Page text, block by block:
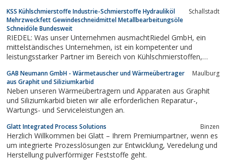
Unternehmen
KSS Kühlschmierstoffe Industrie-Schmierstoffe Hydrauliköl
Mehrzweckfett Gewindeschneidmittel Metallbearbeitungsöle
Schneidöle Bundesweit
Schallstadt
RIEDEL: Was unser Unternehmen ausmachtRiedel GmbH, ein
mittelständisches Unternehmen, ist ein kompetenter und
leistungsstarker Partner im Bereich von Kühlschmierstoffen,
Technik. Durch mehr als 50 Jahre Firmengeschichte verfügen wir
über ausgezeichnetes und...
GAB Neumann GmbH - Wärmetauscher und Wärmeübertrager
aus Graphit und Siliziumkarbid
Maulburg
Neben unseren Wärmeübertragern und Apparaten aus Graphit
und Siliziumkarbid bieten wir alle erforderlichen Reparatur-,
Wartungs- und Serviceleistungen an.
Glatt Integrated Process Solutions Binzen
Herzlich Willkommen bei Glatt – Ihrem Premiumpartner, wenn es
um integrierte Prozesslösungen zur Entwicklung, Veredelung und
Herstellung pulverförmiger Feststoffe geht.